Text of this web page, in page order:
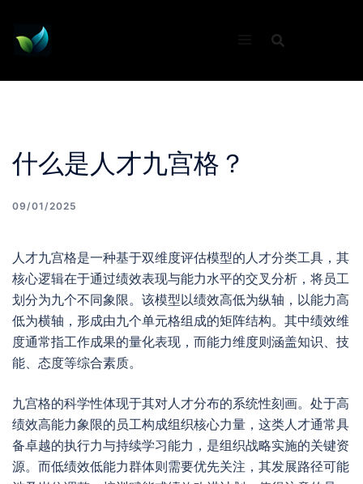
content
什么是人才九宫格？
09/01/2025
人才九宫格是一种基于双维度评估模型的人才分类工具，其
核心逻辑在于通过绩效表现与能力水平的交叉分析，将员工
划分为九个不同象限。该模型以绩效高低为纵轴，以能力高
低为横轴，形成由九个单元格组成的矩阵结构。其中绩效维
度通常指工作成果的量化表现，而能力维度则涵盖知识、技
能、态度等综合素质。
九宫格的科学性体现于其对人才分布的系统性刻画。处于高
绩效高能力象限的员工构成组织核心力量，这类人才通常具
备卓越的执行力与持续学习能力，是组织战略实施的关键资
源。而低绩效低能力群体则需要优先关注，其发展路径可能